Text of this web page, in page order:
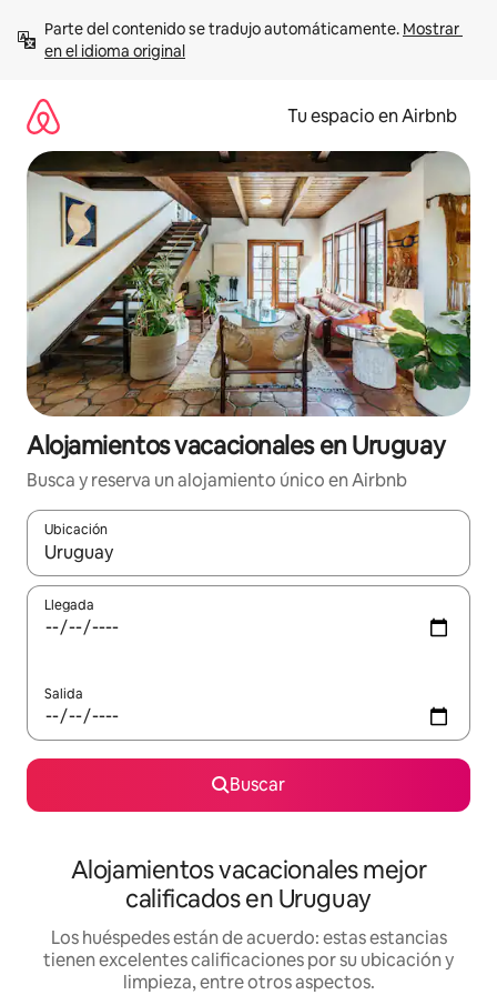
contenido
Parte del contenido se tradujo automáticamente. Mostrar
en el idioma original
Tu espacio en Airbnb
Alojamientos vacacionales en Uruguay
Busca y reserva un alojamiento único en Airbnb
Ubicación
Cuando los resultados estén disponibles, podrás navegar
Llegada
Salida
Buscar
Alojamientos vacacionales mejor
calificados en Uruguay
Los huéspedes están de acuerdo: estas estancias
tienen excelentes calificaciones por su ubicación y
limpieza, entre otros aspectos.